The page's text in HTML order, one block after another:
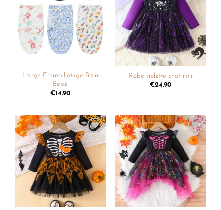
à la
liste de
souhaits
Lange Emmaillotage Bain
Bébé
€14.90
à la
liste de
souhaits
Robe violette chat noir
€24.90
Ajouter
à la
liste de
souhaits
Ajouter
à la
liste de
souhaits